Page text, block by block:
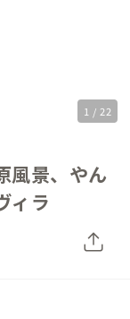
1 / 22
風景、やん
ィラ